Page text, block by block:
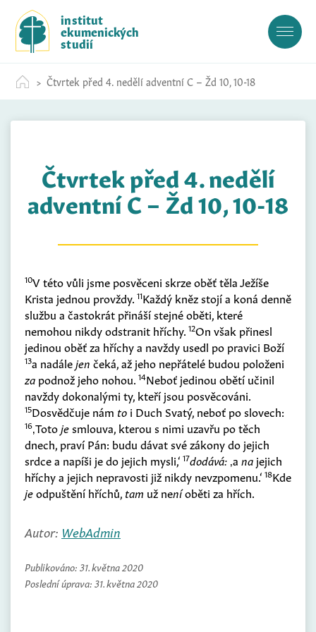
c
institut
ekumenických
studií
Čtvrtek před 4. nedělí adventní C – Žd 10, 10-18
Čtvrtek před 4. nedělí
adventní C – Žd 10, 10-18
10V této vůli jsme posvěceni skrze oběť těla Ježíše
Krista jednou provždy. 11Každý kněz stojí a koná denně
službu a častokrát přináší stejné oběti, které
nemohou nikdy odstranit hříchy. 12On však přinesl
jedinou oběť za hříchy a navždy usedl po pravici Boží
13a nadálejen čeká, až jeho nepřátelé budou položeni
za podnož jeho nohou. 14Neboť jedinou obětí učinil
navždy dokonalými ty, kteří jsou posvěcováni.
15Dosvědčuje nám to i Duch Svatý, neboť po slovech:
16‚Totojesmlouva, kterou s nimi uzavřu po těch
dnech, praví Pán: budu dávat své zákony do jejich
srdce a napíši je do jejich mysli,‘ 17dodává: ‚a na jejich
hříchy a jejich nepravosti již nikdy nevzpomenu.‘ 18Kde
jeodpuštění hříchů, tam už neníoběti za hřích.
Autor: WebAdmin
Publikováno: 31. května 2020
Poslední úprava: 31. května 2020